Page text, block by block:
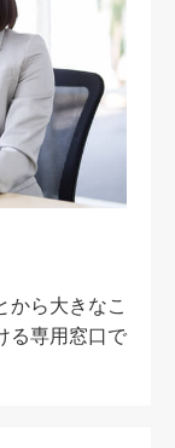
から大きなこ
る専用窓口で